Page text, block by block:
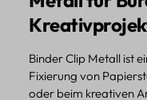
Binder Clip Metall ist
Fixierung von
oder beim kreativen